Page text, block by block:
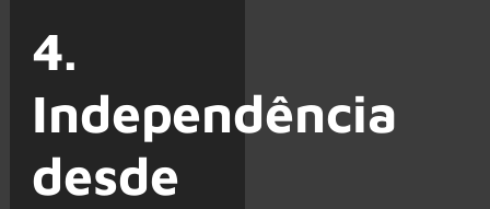
4.
Independência
desde